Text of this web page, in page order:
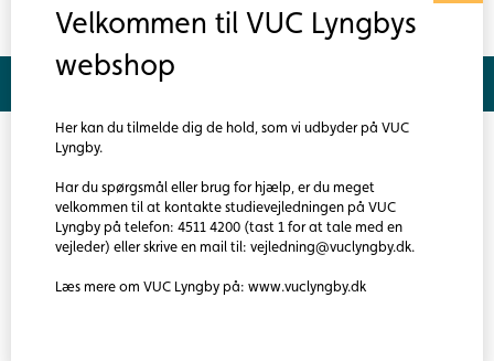
Søg hold
Selvstudie (KUN eksamen)
AVU/HF/FVU/OBU
Velkommen til VUC Lyngbys
webshop
Her kan du tilmelde dig de hold, som vi udbyder på VUC
Lyngby.
Har du spørgsmål eller brug for hjælp, er du meget
velkommen til at kontakte studievejledningen på VUC
Lyngby på telefon: 4511 4200 (tast 1 for at tale med en
vejleder) eller skrive en mail til: vejledning@vuclyngby.dk.
Læs mere om VUC Lyngby på: www.vuclyngby.dk